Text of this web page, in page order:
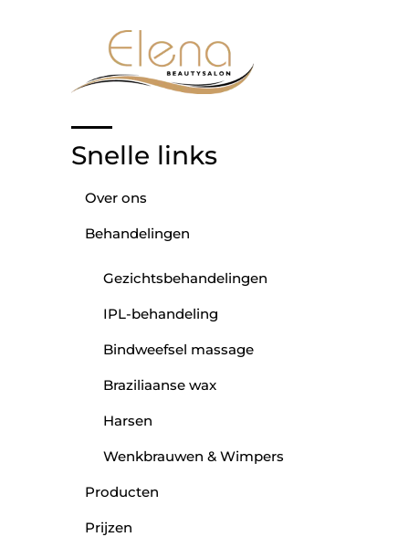
Snelle links
Over ons
Behandelingen
Gezichtsbehandelingen
IPL-behandeling
Bindweefsel massage
Braziliaanse wax
Harsen
Wenkbrauwen & Wimpers
Producten
Prijzen